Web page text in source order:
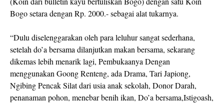
Bogo setara dengan Rp. 2000.- sebagai alat tukarnya.
“Dulu diselenggarakan oleh para leluhur sangat sederhana,
setelah do’a bersama dilanjutkan makan bersama, sekarang
dikemas lebih menarik lagi, Pembukaanya Dengan
menggunakan Goong Renteng, ada Drama, Tari Japiong,
Ngibing Pencak Silat dari usia anak sekolah, Donor Darah,
penanaman pohon, menebar benih ikan, Do’a bersama,Istigoash,